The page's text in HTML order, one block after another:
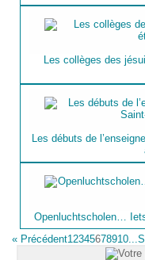
Les collèges des
Les débuts de
Openluchtscholen…
« Précédent12345678910...